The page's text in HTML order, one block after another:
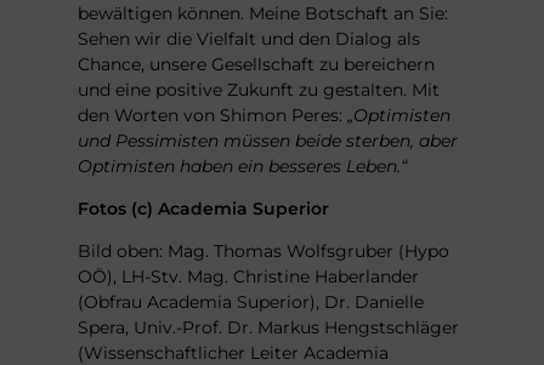
bewältigen können. Meine Botschaft an Sie:
Sehen wir die Vielfalt und den Dialog als
Chance, unsere Gesellschaft zu bereichern
und eine positive Zukunft zu gestalten. Mit
den Worten von Shimon Peres: „Optimisten
und Pessimisten müssen beide sterben, aber
Optimisten haben ein besseres Leben.“
Fotos (c) Academia Superior
Bild oben: Mag. Thomas Wolfsgruber (Hypo
OÖ), LH-Stv. Mag. Christine Haberlander
(Obfrau Academia Superior), Dr. Danielle
Spera, Univ.-Prof. Dr. Markus Hengstschläger
(Wissenschaftlicher Leiter Academia